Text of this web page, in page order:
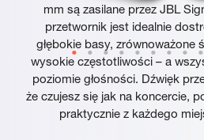
mm są zasilane przez JBL
przetwornik jest idealnie
głębokie basy, zrównoważone
wysokie częstotliwości – a
poziomie głośności. Dźwięk
że czujesz się jak na koncercie,
praktycznie z każdego